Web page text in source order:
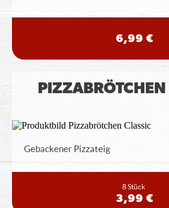
6,99 €
PIZZABRÖTCHEN
Gebackener Pizzateig
8 Stück
3,99 €